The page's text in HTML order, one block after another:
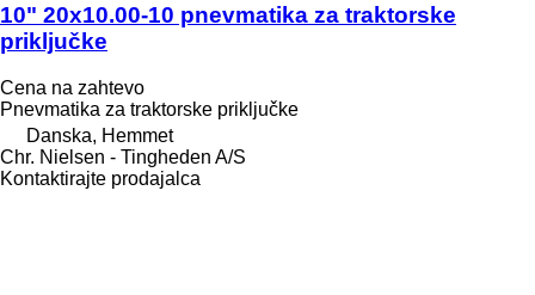
10" 20x10.00-10 pnevmatika za traktorske
priključke
Cena na zahtevo
Pnevmatika za traktorske priključke
Danska, Hemmet
Chr. Nielsen - Tingheden A/S
Kontaktirajte prodajalca